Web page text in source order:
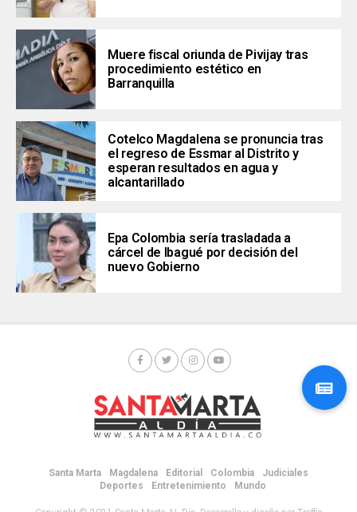
Muere fiscal oriunda de Pivijay tras
procedimiento estético en
Barranquilla
Cotelco Magdalena se pronuncia tras
el regreso de Essmar al Distrito y
esperan resultados en agua y
alcantarillado
Epa Colombia sería trasladada a
cárcel de Ibagué por decisión del
nuevo Gobierno
Santa Marta Magdalena Editorial Colombia
Judiciales
Deportes
Entretenimiento Mundo